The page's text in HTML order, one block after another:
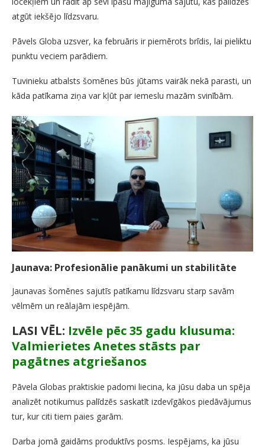
atgūt iekšējo līdzsvaru.
Pāvels Globa uzsver, ka februāris ir piemērots brīdis, lai pieliktu
punktu veciem parādiem.
Tuvinieku atbalsts šomēnes būs jūtams vairāk nekā parasti, un
kāda patīkama ziņa var kļūt par iemeslu mazām svinībām.
Jaunava: Profesionālie panākumi un stabilitāte
Jaunavas šomēnes sajutīs patīkamu līdzsvaru starp savām
vēlmēm un reālajām iespējām.
LASI VĒL: Izvēle pēc 35 gadu klusuma:
Valmierietes Anetes stāsts par
pagātnes atgriešanos
Pāvela Globas praktiskie padomi liecina, ka jūsu daba un spēja
analizēt notikumus palīdzēs saskatīt izdevīgākos piedāvājumus
tur, kur citi tiem paies garām.
Darba jomā gaidāms produktīvs posms. Iespējams, ka jūsu